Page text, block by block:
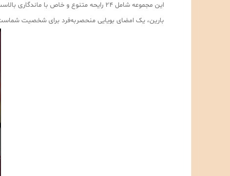
این مجموعه شامل ۲۴ رایحه متنوع و خاص
بارین، یک امضای بویایی منحصربه‌فرد برای شخصیت